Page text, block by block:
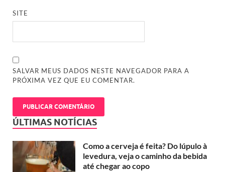
SITE
SALVAR MEUS DADOS NESTE NAVEGADOR PARA A
PRÓXIMA VEZ QUE EU COMENTAR.
ÚLTIMAS NOTÍCIAS
Como a cerveja é feita? Do lúpulo à
levedura, veja o caminho da bebida
até chegar ao copo